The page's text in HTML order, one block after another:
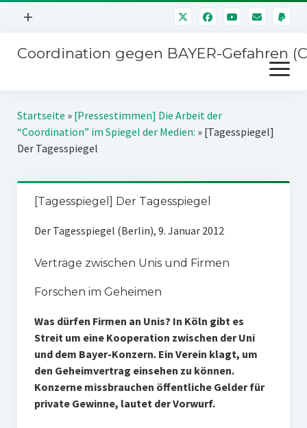
Menü
+
Mitmachen
Über uns
Kontakt
Impressum
Störfälle
Coordination gegen BAYER-Gefahren
Menü
öffnen
Kampagnen
Jahrestagung
SPENDEN
Startseite » [Pressestimmen] Die Arbeit der
“Coordination” im Spiegel der Medien: » [Tagesspiegel]
Der Tagesspiegel
[Tagesspiegel] Der Tagesspiegel
Der Tagesspiegel (Berlin), 9. Januar 2012
Verträge zwischen Unis und Firmen
Forschen im Geheimen
Was dürfen Firmen an Unis? In Köln gibt es
Streit um eine Kooperation zwischen der Uni
und dem Bayer-Konzern. Ein Verein klagt, um
den Geheimvertrag einsehen zu können.
Konzerne missbrauchen öffentliche Gelder für
private Gewinne, lautet der Vorwurf.